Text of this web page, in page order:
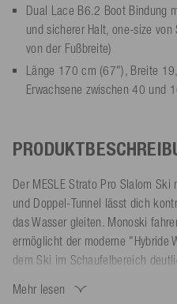
Dual Lace B6.2 Boot Bindung
und sicherer Halt, one-size
von der Fußbreite)
Länge 170 cm (67"), Breite
Erwachsene zwischen 40 und
Der MESLE Strato Pro Slalom Ski
und Doppel-Tunnel lässt dich
das Wasser gleiten. Monoski
ermöglicht der moderne "Hybride
dem Ski im Schaufelbereich
gleitet.
Mehr lesen